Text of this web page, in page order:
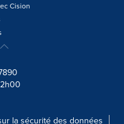
Cision
la sécurité des données